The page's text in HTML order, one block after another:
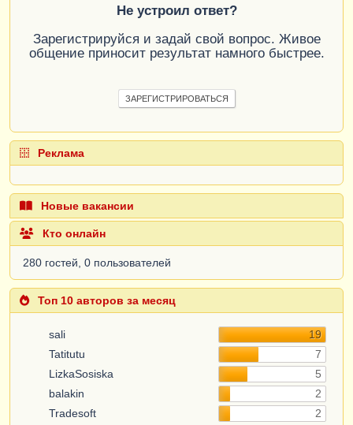
Не устроил ответ?
Зарегистрируйся и задай свой вопрос. Живое
общение приносит результат намного быстрее.
ЗАРЕГИСТРИРОВАТЬСЯ
Реклама
Новые вакансии
Кто онлайн
280 гостей, 0 пользователей
Топ 10 авторов за месяц
sali
19
Tatitutu
7
LizkaSosiska
5
balakin
2
Tradesoft
2